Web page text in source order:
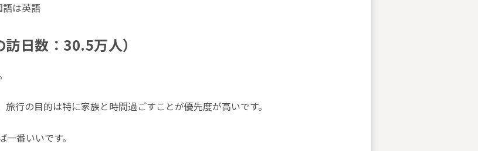
は英語
日数：30.5万人）
行の目的は特に家族と時間過ごすことが優先度が高いです。
番いいです。